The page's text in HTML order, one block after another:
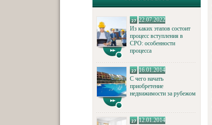
22.07.2022
Из каких этапов состоит
процесс вступления в
СРО: особенности
процесса
16.01.2014
С чего начать
приобретение
недвижимости за рубежом
12.01.2014